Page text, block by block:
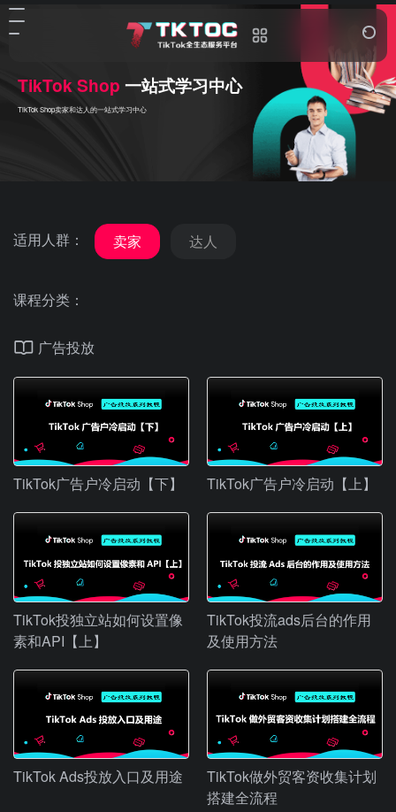
TikTok Shop 一站式学习中心
TikTok Shop卖家和达人的一站式学习中心
适用人群： 卖家 达人
课程分类：
广告投放
TikTok广告户冷启动【下】 TikTok广告户冷启动【上】
TikTok投独立站如何设置像
素和API【上】
TikTok投流ads后台的作用
及使用方法
TikTok Ads投放入口及用途
TikTok做外贸客资收集计划
搭建全流程